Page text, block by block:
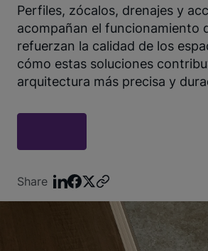
Perfiles, zócalos, drenajes y
acompañan el funcionamiento
refuerzan la calidad de los
cómo estas soluciones
arquitectura más precisa y
Share